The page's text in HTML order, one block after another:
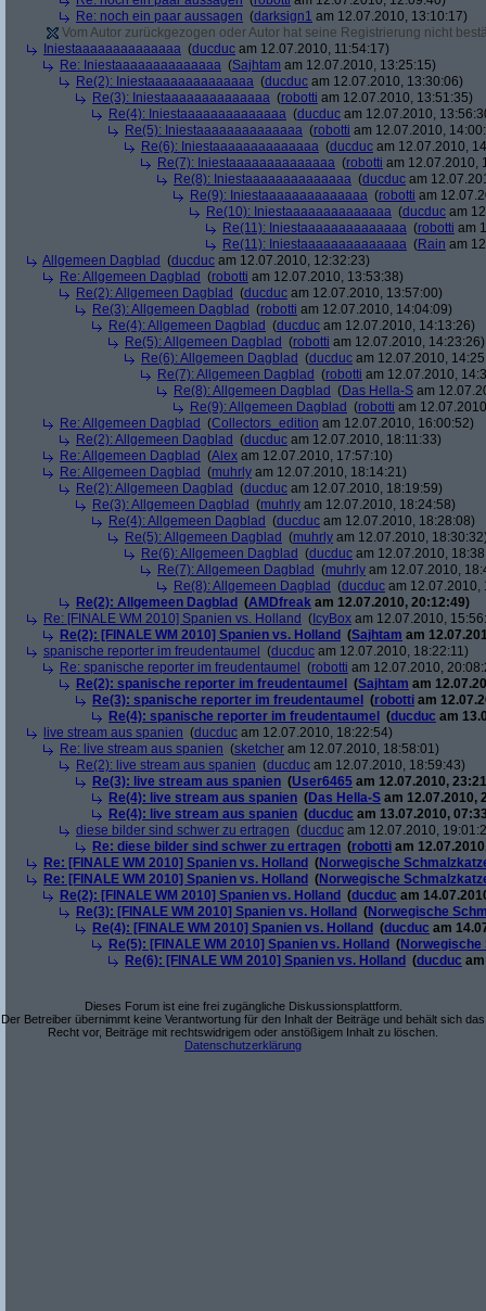
Re: noch ein paar aussagen (darksign1 am 12.07.2010, 13:10:17)
Vom Autor zurückgezogen oder Autor hat seine Registrierung nicht
Iniestaaaaaaaaaaaaaa (ducduc am 12.07.2010, 11:54:17)
Re: Iniestaaaaaaaaaaaaaa (Sajhtam am 12.07.2010, 13:25:15)
Re(2): Iniestaaaaaaaaaaaaaa (ducduc am 12.07.2010, 13:30:06)
Re(3): Iniestaaaaaaaaaaaaaa (robotti am 12.07.2010, 13:51:35)
Re(4): Iniestaaaaaaaaaaaaaa (ducduc am 12.07.2010,
Re(5): Iniestaaaaaaaaaaaaaa (robotti am 12.07.2010,
Re(6): Iniestaaaaaaaaaaaaaa (ducduc am 12.07.2010,
Re(7): Iniestaaaaaaaaaaaaaa (robotti am 12.07.2010,
Re(8): Iniestaaaaaaaaaaaaaa (ducduc am
Re(9): Iniestaaaaaaaaaaaaaa (robotti am
Re(10): Iniestaaaaaaaaaaaaaa (ducduc am
Re(11): Iniestaaaaaaaaaaaaaa (robotti am
Re(11): Iniestaaaaaaaaaaaaaa (Rain am
Allgemeen Dagblad (ducduc am 12.07.2010, 12:32:23)
Re: Allgemeen Dagblad (robotti am 12.07.2010, 13:53:38)
Re(2): Allgemeen Dagblad (ducduc am 12.07.2010, 13:57:00)
Re(3): Allgemeen Dagblad (robotti am 12.07.2010, 14:04:09)
Re(4): Allgemeen Dagblad (ducduc am 12.07.2010, 14:13:26)
Re(5): Allgemeen Dagblad (robotti am 12.07.2010, 14:23:26)
Re(6): Allgemeen Dagblad (ducduc am 12.07.2010,
Re(7): Allgemeen Dagblad (robotti am 12.07.2010,
Re(8): Allgemeen Dagblad (Das Hella-S am
Re(9): Allgemeen Dagblad (robotti am
Re: Allgemeen Dagblad (Collectors_edition am 12.07.2010, 16:00:52)
Re(2): Allgemeen Dagblad (ducduc am 12.07.2010, 18:11:33)
Re: Allgemeen Dagblad (Alex am 12.07.2010, 17:57:10)
Re: Allgemeen Dagblad (muhrly am 12.07.2010, 18:14:21)
Re(2): Allgemeen Dagblad (ducduc am 12.07.2010, 18:19:59)
Re(3): Allgemeen Dagblad (muhrly am 12.07.2010, 18:24:58)
Re(4): Allgemeen Dagblad (ducduc am 12.07.2010, 18:28:08)
Re(5): Allgemeen Dagblad (muhrly am 12.07.2010,
Re(6): Allgemeen Dagblad (ducduc am 12.07.2010,
Re(7): Allgemeen Dagblad (muhrly am 12.07.2010,
Re(8): Allgemeen Dagblad (ducduc am 12.07.2010,
Re(2): Allgemeen Dagblad (AMDfreak am 12.07.2010, 20:12:49)
Re: [FINALE WM 2010] Spanien vs. Holland ( IcyBox am 12.07.2010,
Re(2): [FINALE WM 2010] Spanien vs. Holland (Sajhtam am
spanische reporter im freudentaumel
(ducduc am 12.07.2010, 18:22:11)
Re: spanische reporter im freudentaumel
(robotti am 12.07.2010,
Re(2): spanische reporter im freudentaumel
(Sajhtam am
Re(3): spanische reporter im freudentaumel
(robotti am
Re(4): spanische reporter im freudentaumel
(ducduc am
live stream aus spanien (ducduc am 12.07.2010, 18:22:54)
Re: live stream aus spanien (sketcher am 12.07.2010, 18:58:01)
Re(2): live stream aus spanien (ducduc am 12.07.2010, 18:59:43)
Re(3): live stream aus spanien (User6465 am 12.07.2010,
Re(4): live stream aus spanien (Das Hella-S am 12.07.2010,
Re(4): live stream aus spanien (ducduc am 13.07.2010,
diese bilder sind schwer zu ertragen (ducduc am 12.07.2010,
Re: diese bilder sind schwer zu ertragen (robotti am
Re: [FINALE WM 2010] Spanien vs. Holland (Norwegische
Re: [FINALE WM 2010] Spanien vs. Holland (Norwegische
Re(2): [FINALE WM 2010] Spanien vs. Holland (ducduc am
Re(3): [FINALE WM 2010] Spanien vs. Holland (Norwegische
Re(4): [FINALE WM 2010] Spanien vs. Holland (ducduc am
Re(5): [FINALE WM 2010] Spanien vs. Holland (
Re(6): [FINALE WM 2010] Spanien vs. Holland (ducduc
Dieses Forum ist eine frei zugängliche Diskussionsplattform.
Der Betreiber übernimmt keine Verantwortung für den Inhalt der Beiträge und behält sich das
Recht vor, Beiträge mit rechtswidrigem oder anstößigem Inhalt zu löschen.
Datenschutzerklärung